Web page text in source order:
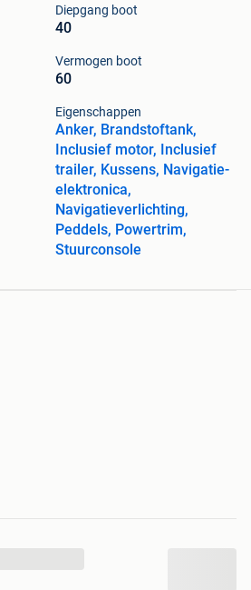
Diepgang boot
40
Vermogen boot
60
Eigenschappen
Anker, Brandstoftank,
Inclusief motor, Inclusief
trailer, Kussens, Navigatie-
elektronica,
Navigatieverlichting,
Peddels, Powertrim,
Stuurconsole